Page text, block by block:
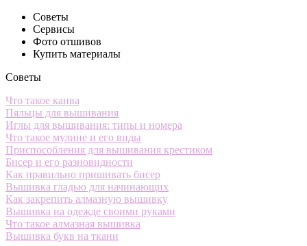
Советы
Сервисы
Фото отшивов
Купить материалы
Советы
Что такое канва
Пяльцы для вышивания
Иглы для вышивания: типы и номера
Что такое мулине и его виды
Приспособления для вышивания крестиком
Бисер и его разновидности
Как правильно пришивать бисер
Вышивка гладью для начинающих
Как закрепить алмазную вышивку
Вышивка на одежде своими руками
Что такое алмазная вышивка
Вышивка букв на ткани